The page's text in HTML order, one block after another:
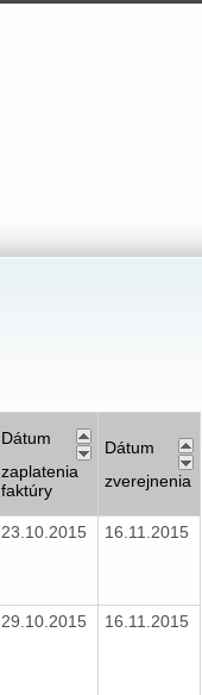
Dátum
zaplatenia
faktúry
Dátum
zverejnenia
23.10.2015 16.11.2015
29.10.2015 16.11.2015